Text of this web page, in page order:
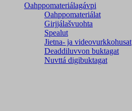
Oahppomateriálagávpi
Oahppomateriálat
Girjjálašvuohta
Spealut
Jietna- ja videovurkkohusat
Deaddiluvvon buktagat
Nuvttá digibuktagat